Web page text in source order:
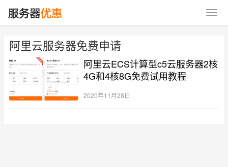
阿里云服务器免费申请
阿里云ECS计算型c5云服务器2核
4G和4核8G免费试用教程
2020年11月28日